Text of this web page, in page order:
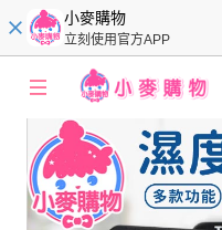
小麥購物
立刻使用官方APP